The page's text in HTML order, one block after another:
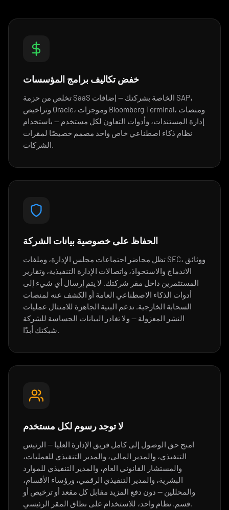
خفض تكاليف برامج المؤسسات
تخلص من حزمة SaaS الخاصة بشركتك — إضافات SAP،
وتراخيص Oracle، وموجزات Bloomberg Terminal، ومنصات
إدارة المستندات، وأدوات التعاون لكل مستخدم — باستخدام
نظام ذكاء اصطناعي خاص واحد مصمم خصيصًا لمقرات
الشركات.
الحفاظ على خصوصية بيانات الشركة
تظل محاضر اجتماعات مجلس الإدارة، وملفات SEC، ووثائق
الاندماج والاستحواذ، واتصالات الإدارة التنفيذية، وتقارير
المستثمرين داخل مقر شركتك. لا يتم إرسال أي شيء إلى
أدوات الذكاء الاصطناعي العامة أو الكشف عنه لمنصات
السحابة الخارجية. تدعم البنية الجاهزة للامتثال عمليات
النشر المعزولة — ولا تغادر البيانات الحساسة للشركة
شبكتك أبدًا.
لا توجد رسوم لكل مستخدم
امنح حق الوصول إلى كامل فريق الإدارة العليا — الرئيس
التنفيذي، والمدير المالي، والمدير التنفيذي للعمليات،
والمستشار القانوني العام، والمدير التنفيذي للموارد
البشرية، والمدير التنفيذي الرقمي، ورؤساء الأقسام،
والمحللين — دون دفع المزيد مقابل كل مقعد أو ترخيص أو
قسم. نظام واحد، للاستخدام على نطاق المقر الرئيسي.